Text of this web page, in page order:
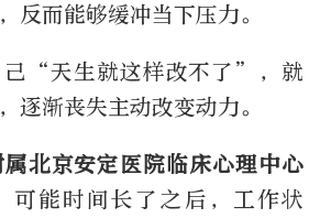
反而能够缓冲当下压力。
己“天生就这样改不了”，就
逐渐丧失主动改变动力。
北京安定医院临床心理中心
可能时间长了之后，工作状